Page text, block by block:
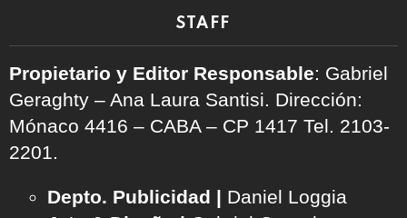
STAFF
Propietario y Editor Responsable: Gabriel
Geraghty – Ana Laura Santisi. Dirección:
Mónaco 4416 – CABA – CP 1417 Tel. 2103-
2201.
Depto. Publicidad | Daniel Loggia